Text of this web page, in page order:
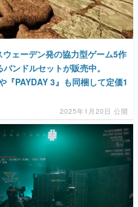
ェーデン発の協力型ゲーム5作
ンドルセットが販売中。
『PAYDAY 3』も同梱して定価1
2025年1月20日 公開